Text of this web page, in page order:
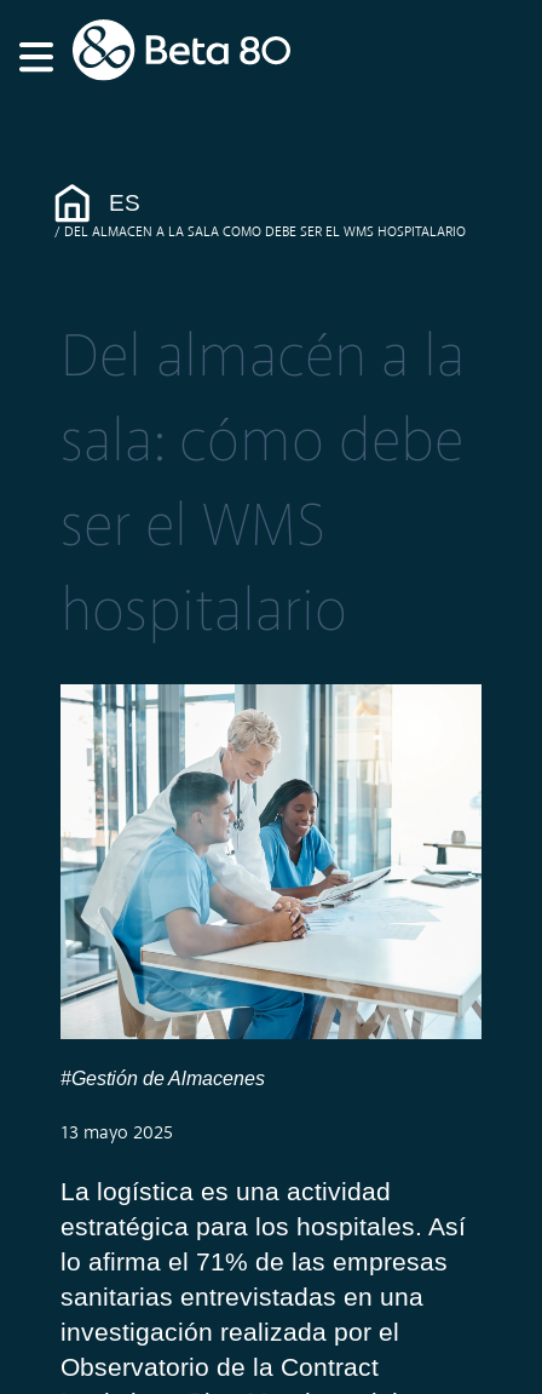
ES
DEL ALMACEN A LA SALA COMO DEBE SER EL WMS HOSPITALARIO
Del almacén a la
sala: cómo debe
ser el WMS
hospitalario
#Gestión de Almacenes
13 mayo 2025
La logística es una actividad
estratégica para los hospitales. Así
lo afirma el 71% de las empresas
sanitarias entrevistadas en una
investigación realizada por el
Observatorio de la Contract